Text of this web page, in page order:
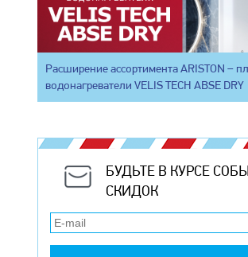
Расширение ассортимента ARISTON –
водонагреватели VELIS TECH ABSE DRY
БУДЬТЕ В КУРСЕ
СКИДОК